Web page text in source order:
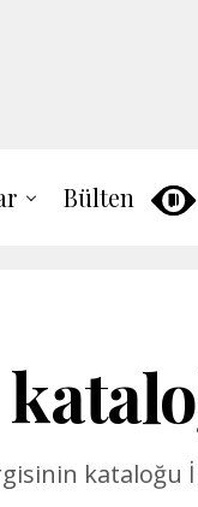
Bülten
kataloğu